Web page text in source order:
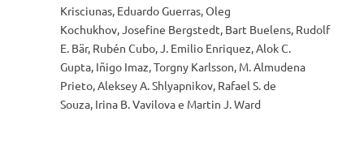
Krisciunas, Eduardo Guerras,Oleg
Kochukhov,Josefine Bergstedt, Bart Buelens, Rudolf
E. Bär, Rubén Cubo,J. Emilio Enriquez,Alok C.
Gupta, Iñigo Imaz,Torgny Karlsson, M. Almudena
Prieto,Aleksey A. Shlyapnikov, Rafael S. de
Souza, Irina B. Vavilovae Martin J. Ward